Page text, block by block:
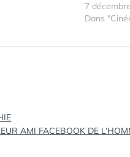
implacables au
forces
7
Dans
AMI FACEBOOK DE